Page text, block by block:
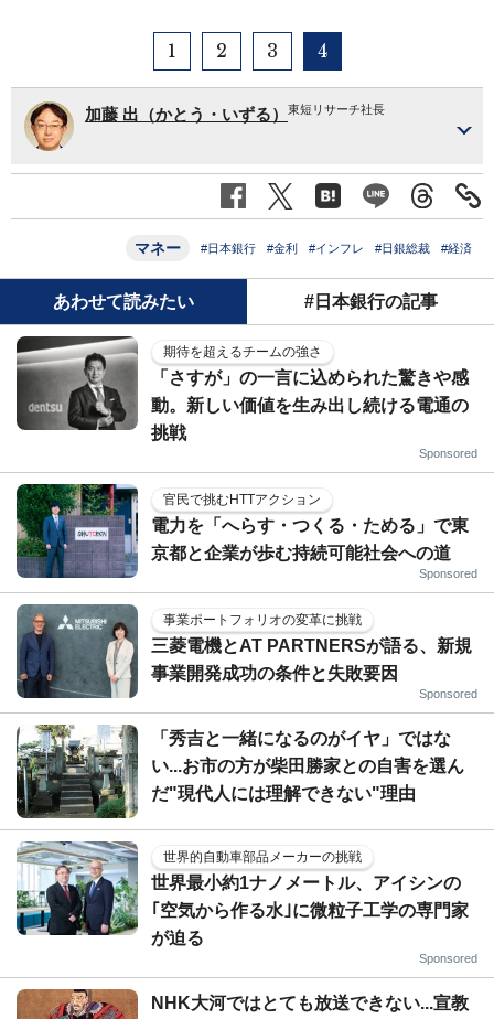
1 2 3 4
加藤 出（かとう・いずる） 東短リサーチ社長
マネー #日本銀行 #金利 #インフレ #日銀総裁 #経済
あわせて読みたい #日本銀行の記事
期待を超えるチームの強さ
「さすが」の一言に込められた驚きや感
動。新しい価値を生み出し続ける電通の
挑戦
Sponsored
官民で挑むHTTアクション
電力を「へらす・つくる・ためる」で東
京都と企業が歩む持続可能社会への道
Sponsored
事業ポートフォリオの変革に挑戦
三菱電機とAT PARTNERSが語る、新規
事業開発成功の条件と失敗要因
Sponsored
「秀吉と一緒になるのがイヤ」ではな
い...お市の方が柴田勝家との自害を選ん
だ"現代人には理解できない"理由
世界的自動車部品メーカーの挑戦
世界最小約1ナノメートル、アイシンの
｢空気から作る水｣に微粒子工学の専門家
が迫る
Sponsored
NHK大河ではとても放送できない...宣教